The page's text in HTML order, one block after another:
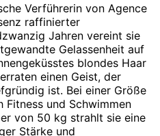
Verführerin von Agence
raffinierter
Jahren vereint sie
Gelassenheit auf
blondes Haar
einen Geist, der
ist. Bei einer Größe
Fitness und Schwimmen
von 50 kg strahlt sie eine
Stärke und